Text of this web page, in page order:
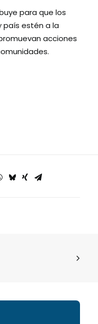
para que los
país estén a la
acciones